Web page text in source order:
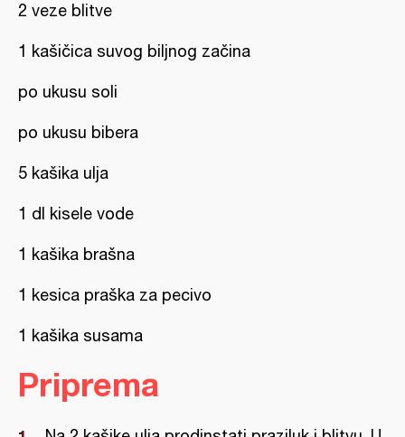
2 veze blitve
1 kašičica suvog biljnog začina
po ukusu soli
po ukusu bibera
5 kašika ulja
1 dl kisele vode
1 kašika brašna
1 kesica praška za pecivo
1 kašika susama
Priprema